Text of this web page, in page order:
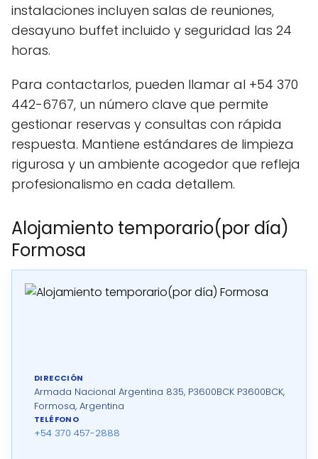
instalaciones incluyen salas de reuniones,
desayuno buffet incluido y seguridad las 24
horas.
Para contactarlos, pueden llamar al +54 370
442-6767, un número clave que permite
gestionar reservas y consultas con rápida
respuesta. Mantiene estándares de limpieza
rigurosa y un ambiente acogedor que refleja
profesionalismo en cada detallem.
Alojamiento temporario(por día)
Formosa
DIRECCIÓN
Armada Nacional Argentina 835, P3600BCK P3600BCK,
Formosa, Argentina
TELÉFONO
+54 370 457-2888